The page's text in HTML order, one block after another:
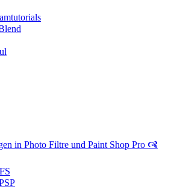
in Photo Filtre und Paint Shop Pro 🙧